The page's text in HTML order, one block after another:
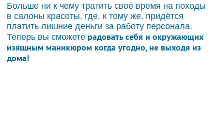
Больше ни к чему тратить своё время на походы
в салоны красоты, где, к тому же, придётся
платить лишние деньги за работу персонала.
Теперь вы сможете радовать себя и окружающих
изящным маникюром когда угодно, не выходя из
дома!